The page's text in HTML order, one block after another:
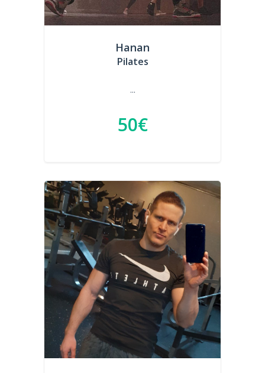
Hanan
Pilates
...
50€